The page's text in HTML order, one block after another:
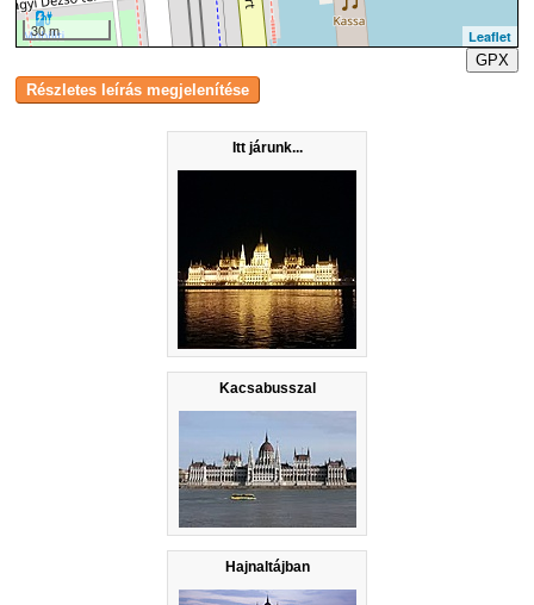
Itt járunk...
Kacsabusszal
Hajnaltájban
30 m
Leaflet
GPX